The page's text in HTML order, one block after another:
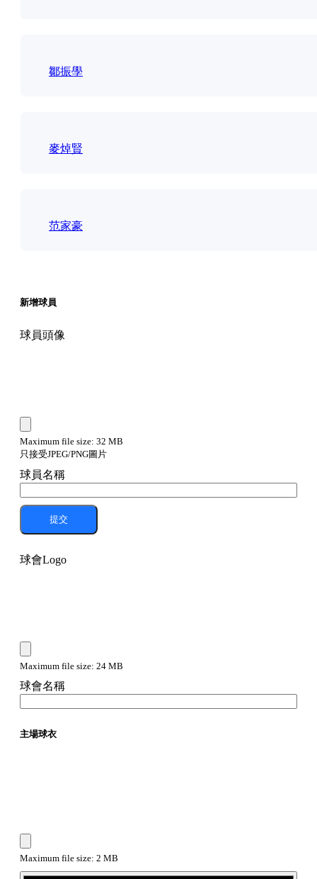
鄒振學
麥焯賢
范家豪
新增球員
球員頭像
Maximum file size: 32 MB
只接受JPEG/PNG圖片
球員名稱
提交
球會Logo
Maximum file size: 24 MB
球會名稱
主場球衣
Maximum file size: 2 MB